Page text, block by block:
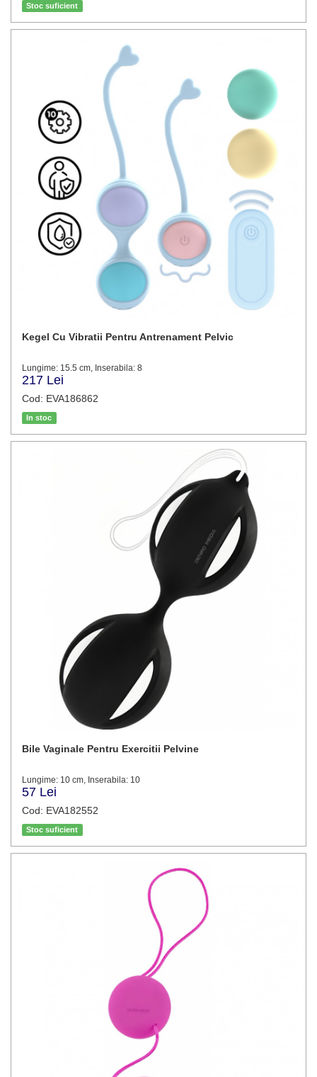
Stoc suficient
Kegel Cu Vibratii Pentru Antrenament Pelvic
Lungime: 15.5 cm, Inserabila: 8
217 Lei
Cod: EVA186862
In stoc
Bile Vaginale Pentru Exercitii Pelvine
Lungime: 10 cm, Inserabila: 10
57 Lei
Cod: EVA182552
Stoc suficient